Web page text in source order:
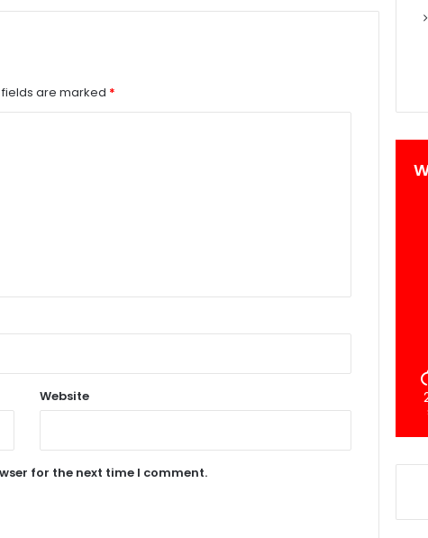
are marked *
Website
for the next time I comment.